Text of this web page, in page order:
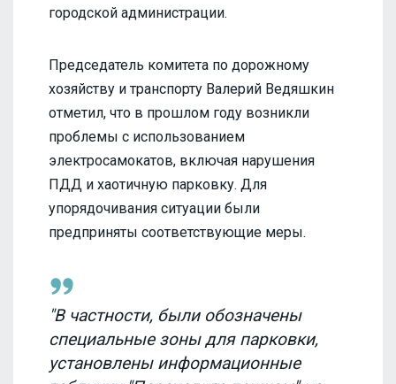
городской администрации.
Председатель комитета по дорожному
хозяйству и транспорту Валерий Ведяшкин
отметил, что в прошлом году возникли
проблемы с использованием
электросамокатов, включая нарушения
ПДД и хаотичную парковку. Для
упорядочивания ситуации были
предприняты соответствующие меры.
"В частности, были обозначены
специальные зоны для парковки,
установлены информационные